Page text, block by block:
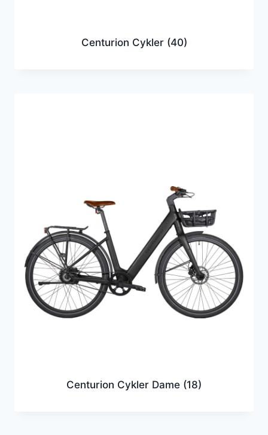
Centurion Cykler (40)
Centurion Cykler Dame (18)